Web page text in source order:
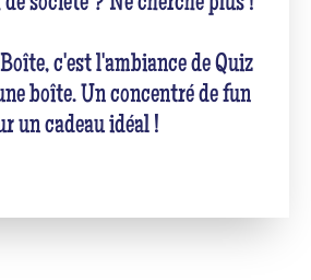
c'est l'ambiance de Quiz
boîte. Un concentré de fun
un cadeau idéal !